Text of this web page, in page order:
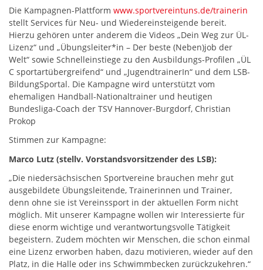
Die Kampagnen-Plattform www.sportvereintuns.de/trainerin
stellt Services für Neu- und Wiedereinsteigende bereit.
Hierzu gehören unter anderem die Videos „Dein Weg zur ÜL-
Lizenz“ und „Übungsleiter*in – Der beste (Neben)job der
Welt“ sowie Schnelleinstiege zu den Ausbildungs-Profilen „ÜL
C sportartübergreifend“ und „JugendtrainerIn“ und dem LSB-
BildungSportal. Die Kampagne wird unterstützt vom
ehemaligen Handball-Nationaltrainer und heutigen
Bundesliga-Coach der TSV Hannover-Burgdorf, Christian
Prokop
Stimmen zur Kampagne:
Marco Lutz (stellv. Vorstandsvorsitzender des LSB):
„Die niedersächsischen Sportvereine brauchen mehr gut
ausgebildete Übungsleitende, Trainerinnen und Trainer,
denn ohne sie ist Vereinssport in der aktuellen Form nicht
möglich. Mit unserer Kampagne wollen wir Interessierte für
diese enorm wichtige und verantwortungsvolle Tätigkeit
begeistern. Zudem möchten wir Menschen, die schon einmal
eine Lizenz erworben haben, dazu motivieren, wieder auf den
Platz, in die Halle oder ins Schwimmbecken zurückzukehren.“